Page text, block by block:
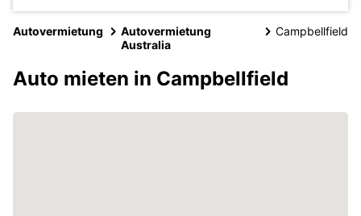
Autovermietung
Autovermietung
Australia
Campbellfield
Auto mieten in Campbellfield